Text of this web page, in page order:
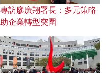
專訪廖廣翔署長：多元策略
助企業轉型突圍